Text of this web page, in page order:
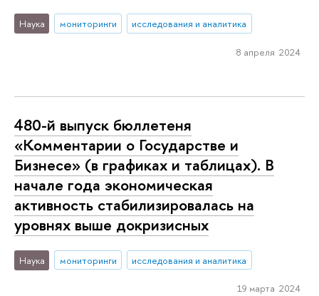
Наука мониторинги исследования и аналитика
8 апреля 2024
480-й выпуск бюллетеня
«Комментарии о Государстве и
Бизнесе» (в графиках и таблицах). В
начале года экономическая
активность стабилизировалась на
уровнях выше докризисных
Наука мониторинги исследования и аналитика
19 марта 2024